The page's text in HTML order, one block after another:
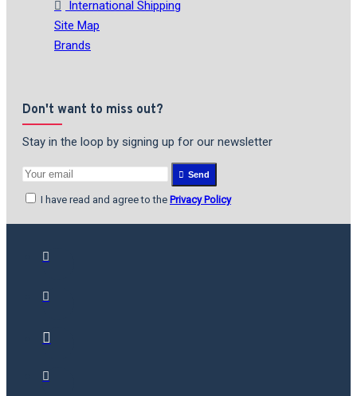
International Shipping
Site Map
Brands
Don't want to miss out?
Stay in the loop by signing up for our newsletter
Send
I have read and agree to the Privacy Policy